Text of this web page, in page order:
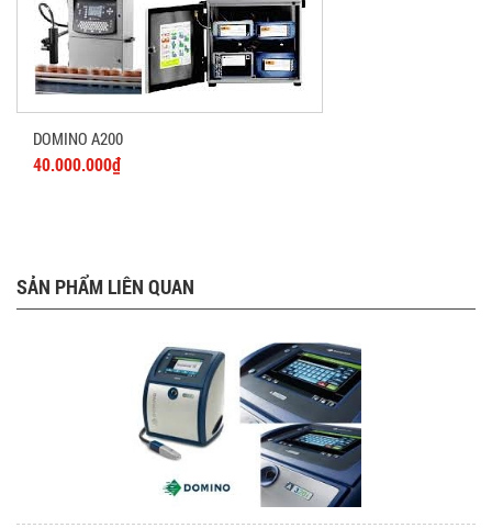
DOMINO A200
40.000.000₫
SẢN PHẨM LIÊN QUAN